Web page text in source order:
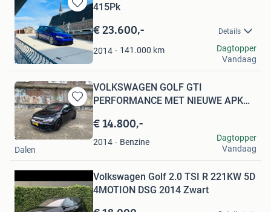
Bewaren
in
Mijn
Favorieten
415Pk
€ 23.600,- Details
2014 141.000 km
ShrimpsAndMore
Arnhem
Dagtopper
Vandaag
Bewaren
in
Mijn
Favorieten
VOLKSWAGEN GOLF GTI
PERFORMANCE MET NIEUWE APK
€ 14.800,-
2014 Benzine
sven de weerd
Dalen
Dagtopper
Vandaag
Mijn
Favorieten
Volkswagen Golf 2.0 TSI R 221KW 5D
4MOTION DSG 2014 Zwart